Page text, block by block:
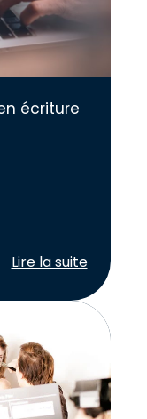
écriture
Lire l'article :
Lire la suite